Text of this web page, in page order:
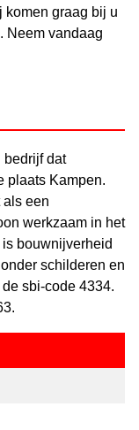
komen graag bij u
Neem vandaag
bedrijf dat
plaats Kampen.
als een
werkzaam in het
bouwnijverheid
schilderen en
sbi-code 4334.